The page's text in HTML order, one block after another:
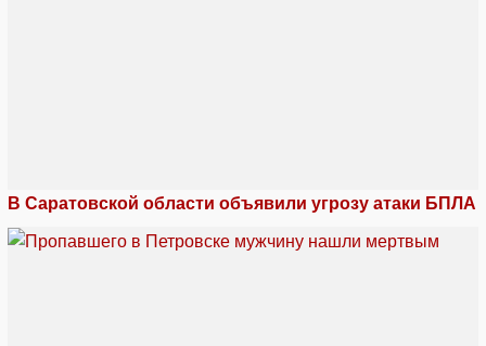
В Саратовской области объявили угрозу атаки БПЛА